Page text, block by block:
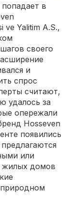
в
ve Yalitim A.S.,
своего
и
спрос
считают,
удалось за
опережали
Hosseven
появились
или
жилых домов
природном